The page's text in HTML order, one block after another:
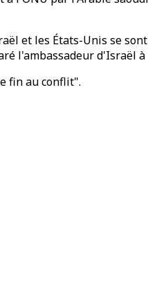
et les États-Unis se
l'ambassadeur d'Israël à
fin au conflit".